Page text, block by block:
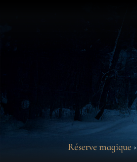
Réserve magique ›